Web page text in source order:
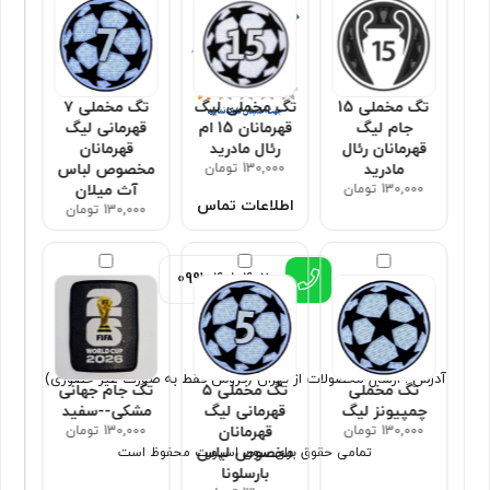
تگ مخملی 15
جام لیگ
قهرمانان رئال
مادرید
130,000 تومان
تگ مخملی لیگ
قهرمانان 15 ام
رئال مادرید
130,000 تومان
تگ مخملی ۷
قهرمانی لیگ
قهرمانان
مخصوص لباس
آث میلان
130,000 تومان
تگ مخملی
چمپیونز لیگ
130,000 تومان
تگ مخملی ۵
قهرمانی لیگ
قهرمانان
مخصوص لباس
بارسلونا
تگ جام جهانی
مشکی--سفید
130,000 تومان
اطلاعات تماس
0991 4010402
آدرس : ارسال محصولات از تهران (فروش فقط به صورت غیر حضوری)
تمامی حقوق برای سون اسپورت محفوظ است